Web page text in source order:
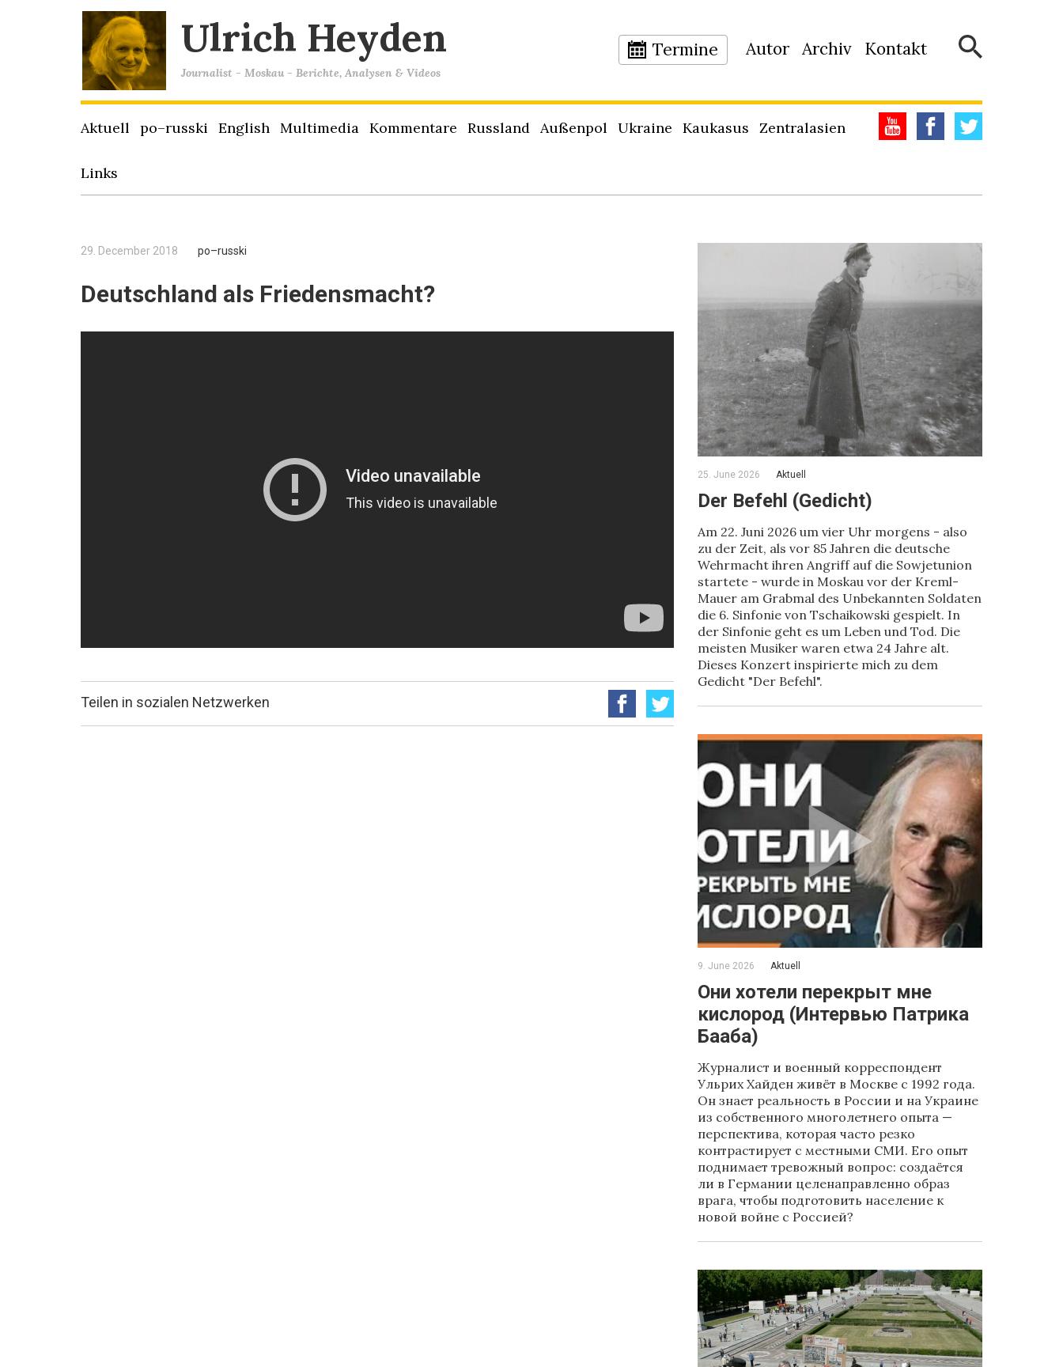
Ulrich Heyden
Journalist - Moskau - Berichte, Analysen & Videos
Termine Autor Archiv Kontakt
Aktuell po–russki English Multimedia Kommentare Russland Außenpol Ukraine Kaukasus Zentralasien
Links
29. December 2018 po–russki
Deutschland als Friedensmacht?
Teilen in sozialen Netzwerken
25. June 2026 Aktuell
Der Befehl (Gedicht)
Am 22. Juni 2026 um vier Uhr morgens - also
zu der Zeit, als vor 85 Jahren die deutsche
Wehrmacht ihren Angriff auf die Sowjetunion
startete - wurde in Moskau vor der Kreml-
Mauer am Grabmal des Unbekannten Soldaten
die 6. Sinfonie von Tschaikowski gespielt. In
der Sinfonie geht es um Leben und Tod. Die
meisten Musiker waren etwa 24 Jahre alt.
Dieses Konzert inspirierte mich zu dem
Gedicht "Der Befehl".
9. June 2026 Aktuell
Oни хотели перекрыт мне
кислород (Интервью Патрика
Бааба)
Журналист и военный корреспондент
Ульрих Хайден живёт в Москве с 1992 года.
Он знает реальность в России и на Украине
из собственного многолетнего опыта —
перспектива, которая часто резко
контрастирует с местными СМИ. Его опыт
поднимает тревожный вопрос: создаётся
ли в Германии целенаправленно образ
врага, чтобы подготовить население к
новой войне с Россией?